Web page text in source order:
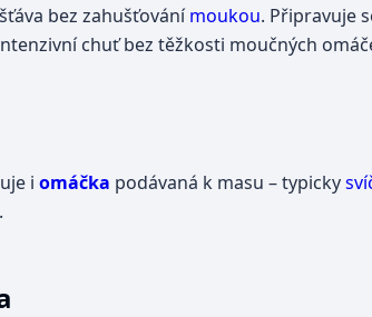
bez zahušťovánímoukou. Připravuje
chuť bez těžkosti moučných
i omáčka podávaná k masu – typicky